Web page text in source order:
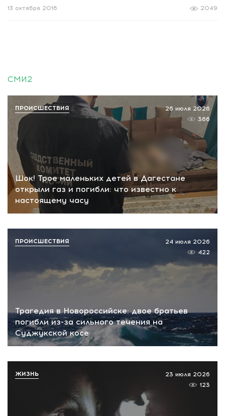
2049
13 октября 2016
СМИ2
Шок! Трое маленьких детей в Дагестане
открыли газ и погибли: что известно к
настоящему часу
26 июля 2026
366
ПРОИСШЕСТВИЯ
Трагедия в Новороссийске: двое братьев
погибли из-за сильного течения на
Суджукской косе
24 июля 2026
422
ПРОИСШЕСТВИЯ
23 июля 2026
123
ЖИЗНЬ